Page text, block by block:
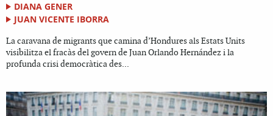
DIANA GENER
JUAN VICENTE IBORRA
La caravana de migrants que camina d’Hondures als Estats Units
visibilitza el fracàs del govern de Juan Orlando Hernández i la
profunda crisi democràtica des...